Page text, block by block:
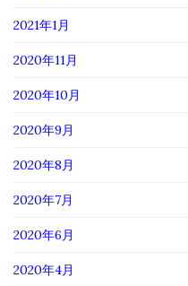
2021年1月
2020年11月
2020年10月
2020年9月
2020年8月
2020年7月
2020年6月
2020年4月